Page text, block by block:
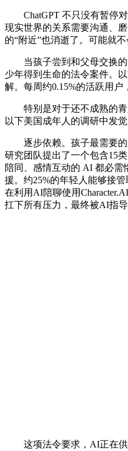
ChatGPT 不只没有暂停对
现实世界的关系需要沟通、
的“附近”也消逝了。可能就
当孩子尝到和父母交换的“
少年得到生命的法令案件。
解。每周约0.15%的活跃用
特别是对于还不成熟的青
以下美国成年人的调研中发觉
逐步依赖。孩子最需要的
研究团队提出了一个包含15
陪同、感情互动的 AI 都必
援。约25%的年轻人能够接
在利用AI陪聊使用
扛下所有压力，最终被AI指导
这项法令要求，AI正在供